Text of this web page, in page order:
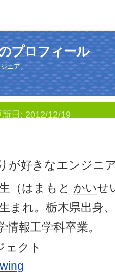
プロフィール
ニア。
日: 2012/12/19
が好きなエンジニ
（はまもと かいせ
まれ。 栃木県出身、
情報工学科卒業。
ェクト